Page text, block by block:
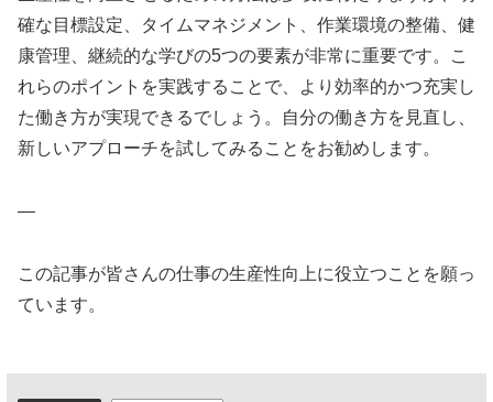
確な目標設定、タイムマネジメント、作業環境の整備、健
康管理、継続的な学びの5つの要素が非常に重要です。こ
れらのポイントを実践することで、より効率的かつ充実し
た働き方が実現できるでしょう。自分の働き方を見直し、
新しいアプローチを試してみることをお勧めします。
—
この記事が皆さんの仕事の生産性向上に役立つことを願っ
ています。